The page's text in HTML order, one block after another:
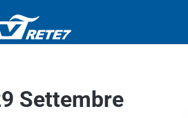
Settembre